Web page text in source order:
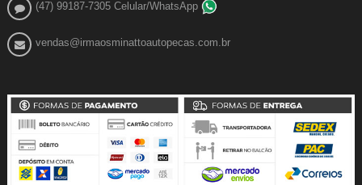
(47) 99187-7305 Celular/WhatsApp
vendas@irmaosminattoautopecas.com.br